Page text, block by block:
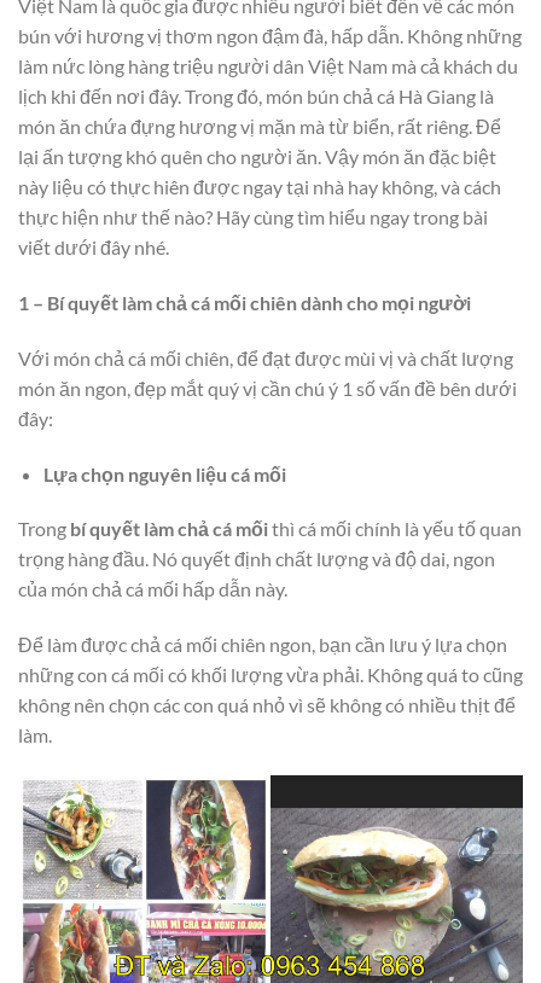
Việt Nam là quốc gia được nhiều người biết đến về các món
bún với hương vị thơm ngon đậm đà, hấp dẫn. Không những
làm nức lòng hàng triệu người dân Việt Nam mà cả khách du
lịch khi đến nơi đây. Trong đó, món bún chả cá Hà Giang là
món ăn chứa đựng hương vị mặn mà từ biển, rất riêng. Để
lại ấn tượng khó quên cho người ăn. Vậy món ăn đặc biệt
này liệu có thực hiên được ngay tại nhà hay không, và cách
thực hiện như thế nào? Hãy cùng tìm hiểu ngay trong bài
viết dưới đây nhé.
1 – Bí quyết làm chả cá mối chiên dành cho mọi người
Với món chả cá mối chiên, để đạt được mùi vị và chất lượng
món ăn ngon, đẹp mắt quý vị cần chú ý 1 số vấn đề bên dưới
đây:
Lựa chọn nguyên liệu cá mối
Trong bí quyết làm chả cá mốithì cá mối chính là yếu tố quan
trọng hàng đầu. Nó quyết định chất lượng và độ dai, ngon
của món chả cá mối hấp dẫn này.
Để làm được chả cá mối chiên ngon, bạn cần lưu ý lựa chọn
những con cá mối có khối lượng vừa phải. Không quá to cũng
không nên chọn các con quá nhỏ vì sẽ không có nhiều thịt để
làm.